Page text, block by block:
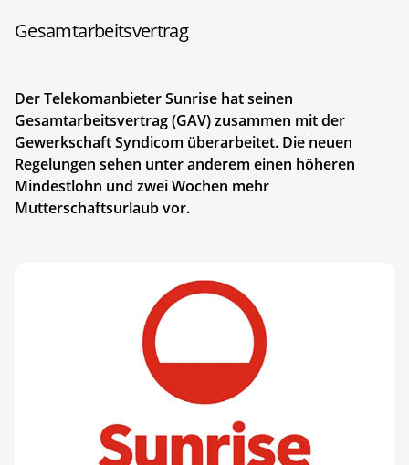
Gesamtarbeitsvertrag
Der Telekomanbieter Sunrise hat seinen
Gesamtarbeitsvertrag (GAV) zusammen mit der
Gewerkschaft Syndicom überarbeitet. Die neuen
Regelungen sehen unter anderem einen höheren
Mindestlohn und zwei Wochen mehr
Mutterschaftsurlaub vor.